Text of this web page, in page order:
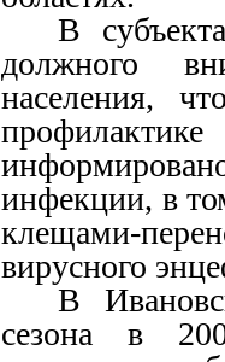
В
должного
населения,
инфекции, в
клещами-
вирусного
В
сезона в